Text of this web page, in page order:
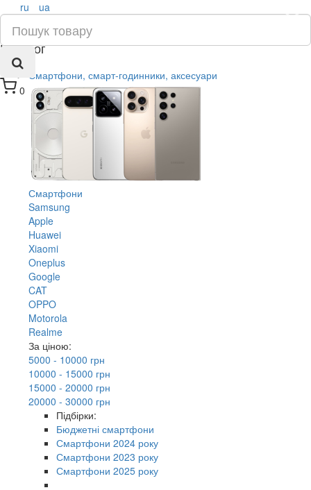
0
×
ru ua
Каталог
Смартфони, смарт-годинники, аксесуари
Смартфони
Samsung
Apple
Huawei
Xiaomi
Oneplus
Google
CAT
OPPO
Motorola
Realme
За ціною:
5000 - 10000 грн
10000 - 15000 грн
15000 - 20000 грн
20000 - 30000 грн
Підбірки:
Бюджетні смартфони
Смартфони 2024 року
Смартфони 2023 року
Смартфони 2025 року